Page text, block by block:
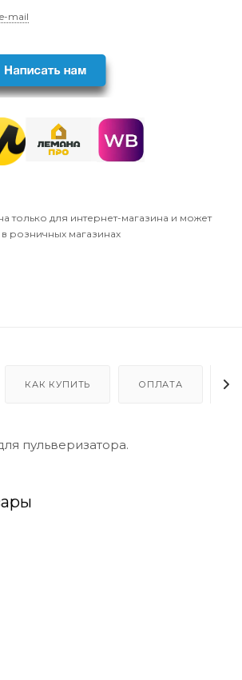
mail
только для интернет-магазина и может
в розничных магазинах
КАК КУПИТЬ ОПЛАТА
пульверизатора.